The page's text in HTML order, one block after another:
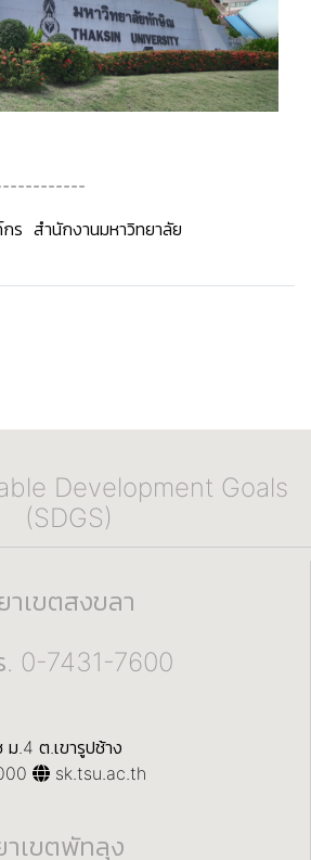
ร สำนักงานมหาวิทยาลัย
Development Goals
(SDGS)
าเขตสงขลา
. 0-7431-7600
.4 ต.เขารูปช้าง
sk.tsu.ac.th
าเขตพัทลุง